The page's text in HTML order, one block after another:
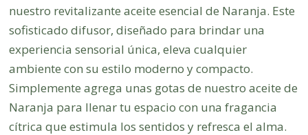
nuestro revitalizante aceite esencial de Naranja. Este
sofisticado difusor, diseñado para brindar una
experiencia sensorial única, eleva cualquier
ambiente con su estilo moderno y compacto.
Simplemente agrega unas gotas de nuestro aceite de
Naranja para llenar tu espacio con una fragancia
cítrica que estimula los sentidos y refresca el alma.